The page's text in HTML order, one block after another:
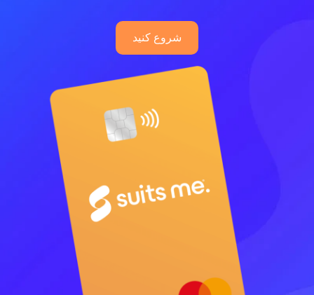
شروع کنید